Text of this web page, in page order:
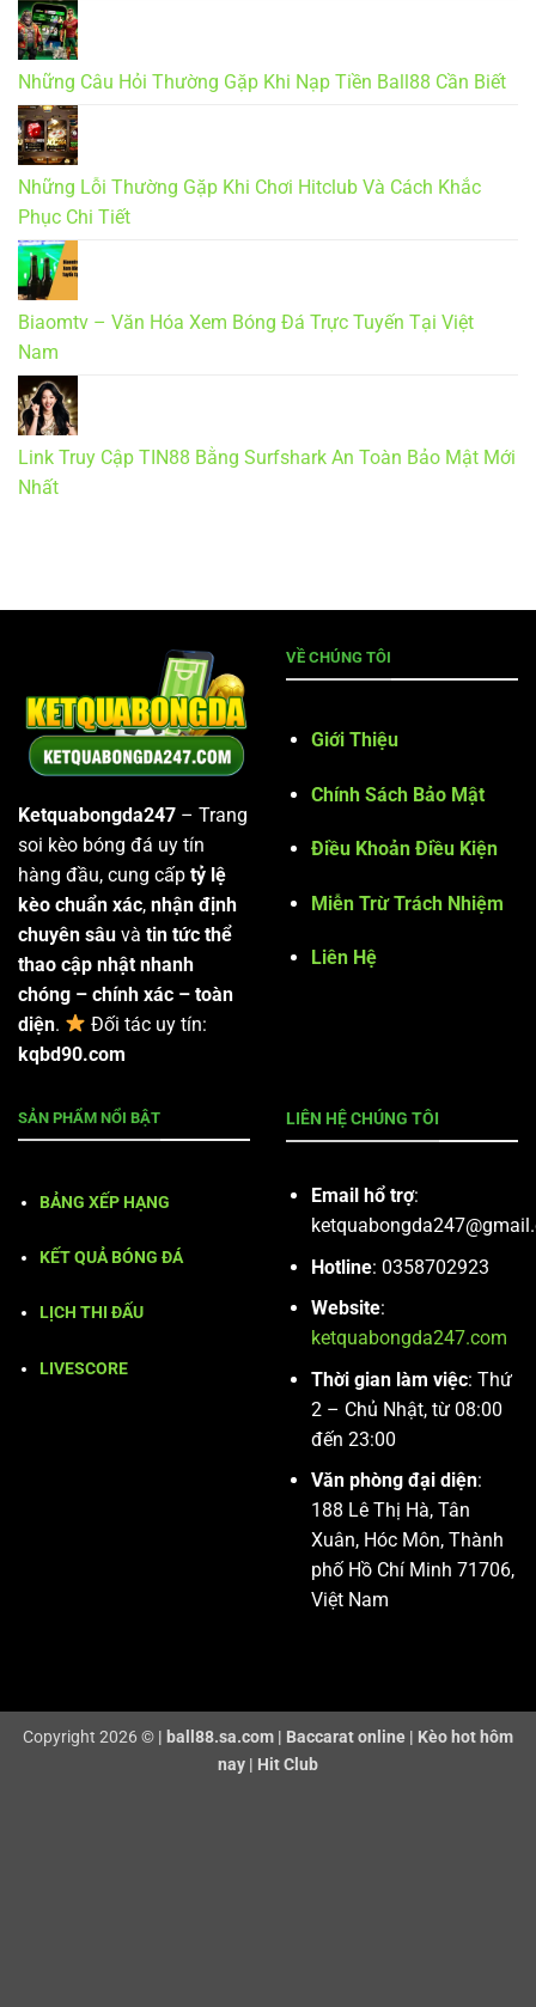
Những Câu Hỏi Thường Gặp Khi Nạp Tiền Ball88 Cần Biết
Những Lỗi Thường Gặp Khi Chơi Hitclub Và Cách Khắc
Phục Chi Tiết
Biaomtv – Văn Hóa Xem Bóng Đá Trực Tuyến Tại Việt
Nam
Link Truy Cập TIN88 Bằng Surfshark An Toàn Bảo Mật Mới
Nhất
Ketquabongda247 – Trang
soi kèo bóng đá uy tín
hàng đầu, cung cấp tỷ lệ
kèo chuẩn xác, nhận định
chuyên sâu và tin tức thể
thao cập nhật nhanh
chóng – chính xác – toàn
diện.
Đối tác uy tín:
kqbd90.com
VỀ CHÚNG TÔI
Giới Thiệu
Chính Sách Bảo Mật
Điều Khoản Điều Kiện
Miễn Trừ Trách Nhiệm
Liên Hệ
SẢN PHẨM NỔI BẬT
BẢNG XẾP HẠNG
KẾT QUẢ BÓNG ĐÁ
LỊCH THI ĐẤU
LIVESCORE
LIÊN HỆ CHÚNG TÔI
Email hổ trợ:
Hotline: 0358702923
Website:
ketquabongda247.com
Thời gian làm việc: Thứ
2 – Chủ Nhật, từ 08:00
đến 23:00
Văn phòng đại diện:
188 Lê Thị Hà, Tân
Xuân, Hóc Môn, Thành
phố Hồ Chí Minh 71706,
Việt Nam
Copyright 2026 © | ball88.sa.com | Baccarat online | Kèo hot hôm
nay | Hit Club